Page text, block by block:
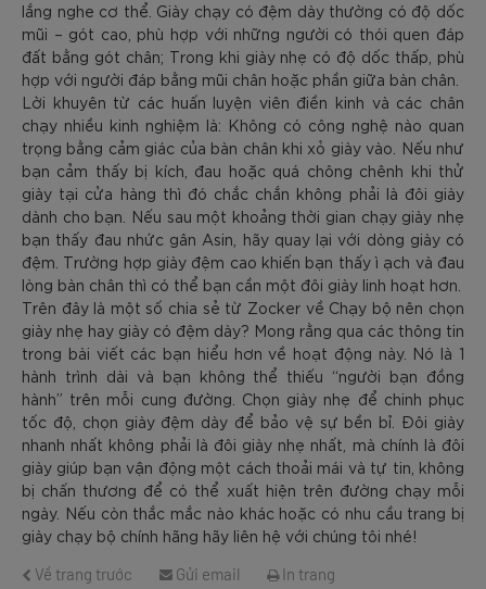
lắng nghe cơ thể. Giày chạy có đệm dày thường có độ dốc
mũi – gót cao, phù hợp với những người có thói quen đáp
đất bằng gót chân; Trong khi giày nhẹ có độ dốc thấp, phù
hợp với người đáp bằng mũi chân hoặc phần giữa bàn chân.
Lời khuyên từ các huấn luyện viên điền kinh và các chân
chạy nhiều kinh nghiệm là: Không có công nghệ nào quan
trọng bằng cảm giác của bàn chân khi xỏ giày vào. Nếu như
bạn cảm thấy bị kích, đau hoặc quá chông chênh khi thử
giày tại cửa hàng thì đó chắc chắn không phải là đôi giày
dành cho bạn. Nếu sau một khoảng thời gian chạy giày nhẹ
bạn thấy đau nhức gân Asin, hãy quay lại với dòng giày có
đệm. Trường hợp giày đệm cao khiến bạn thấy ì ạch và đau
lòng bàn chân thì có thể bạn cần một đôi giày linh hoạt hơn.
Trên đây là một số chia sẻ từ Zocker về Chạy bộ nên chọn
giày nhẹ hay giày có đệm dày? Mong rằng qua các thông tin
trong bài viết các bạn hiểu hơn về hoạt động này. Nó là 1
hành trình dài và bạn không thể thiếu “người bạn đồng
hành” trên mỗi cung đường. Chọn giày nhẹ để chinh phục
tốc độ, chọn giày đệm dày để bảo vệ sự bền bỉ. Đôi giày
nhanh nhất không phải là đôi giày nhẹ nhất, mà chính là đôi
giày giúp bạn vận động một cách thoải mái và tự tin, không
bị chấn thương để có thể xuất hiện trên đường chạy mỗi
ngày. Nếu còn thắc mắc nào khác hoặc có nhu cầu trang bị
giày chạy bộ chính hãng hãy liên hệ với chúng tôi nhé!
Về trang trước
Gửi email In trang